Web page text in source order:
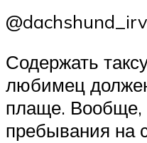
Содержать
любимец
плаще. Вообще,
пребывания на